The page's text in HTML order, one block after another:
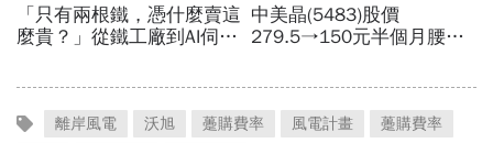
離岸風電 沃旭 躉購費率 風電計畫
躉購費率